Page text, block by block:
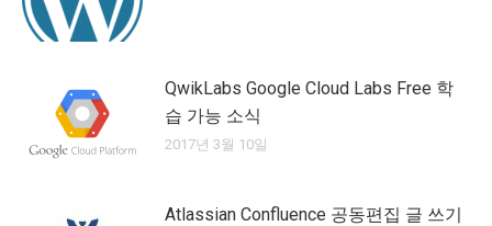
QwikLabs Google Cloud Labs Free 학
습 가능 소식
2017년 3월 10일
Atlassian Confluence 공동편집 글 쓰기